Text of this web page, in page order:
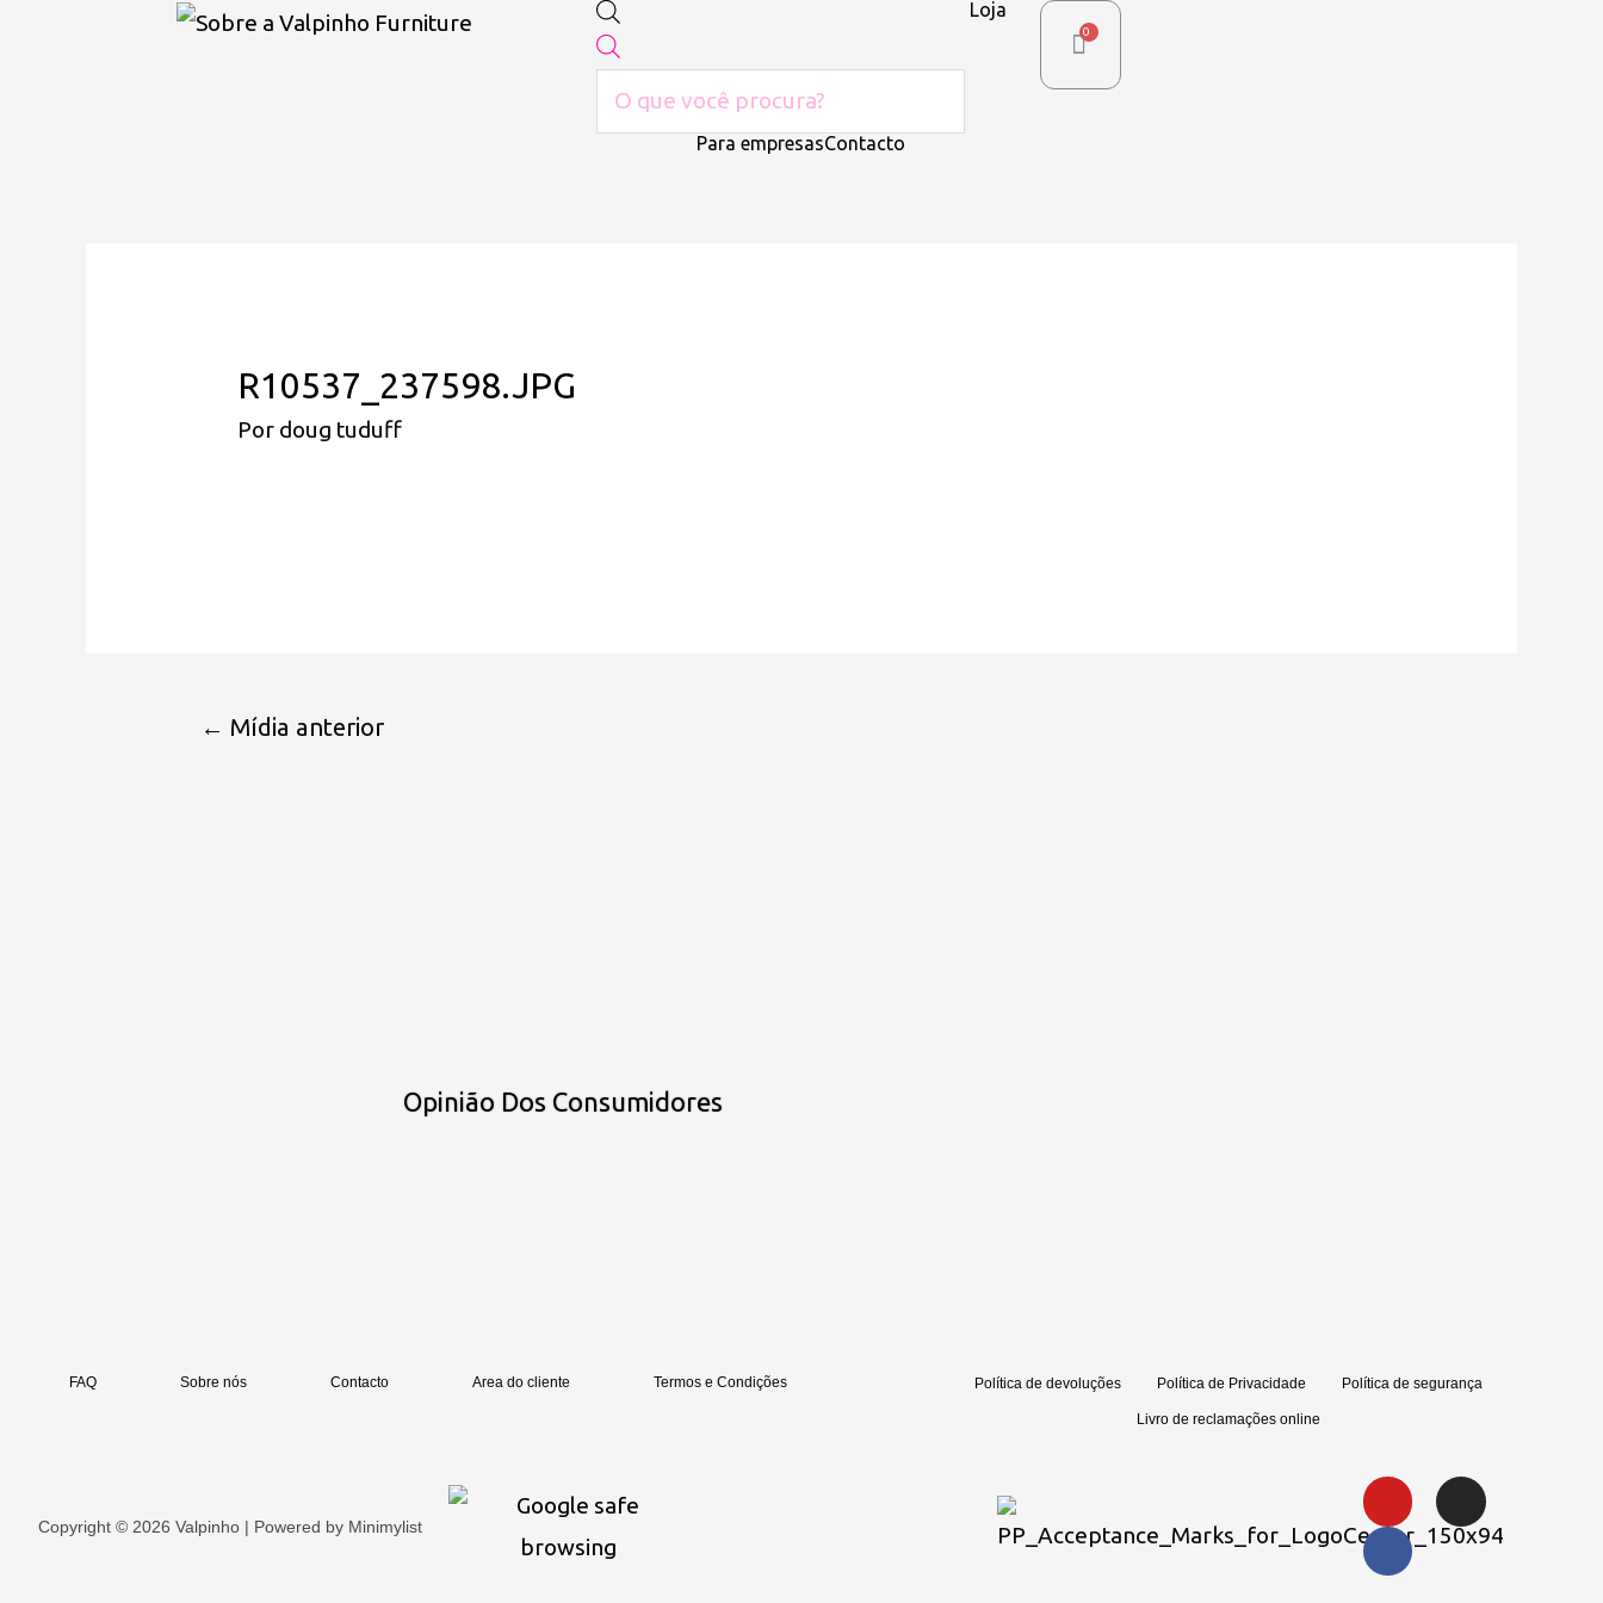
Loja
Para empresasContacto
R10537_237598.JPG
Por doug tuduff
← Mídia anterior
Opinião Dos Consumidores
FAQ Sobre nós Contacto Area do cliente Termos e Condições Política de devoluções Política de Privacidade Política de segurança
Livro de reclamações online
Copyright © 2026 Valpinho | Powered by Minimylist